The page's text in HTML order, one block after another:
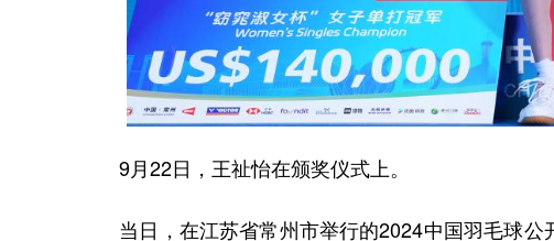
9月22日，王祉怡在颁奖仪式上。
当日，在江苏省常州市举行的2024中国羽毛球公